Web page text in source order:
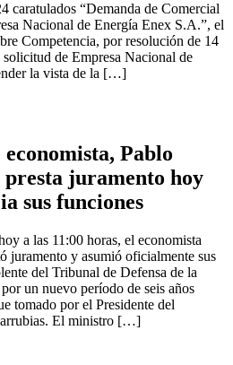
caratulados “Demanda de Comercial
Nacional de Energía Enex S.A.”, el
Competencia, por resolución de 14
de Empresa Nacional de
la vista de la […]
Pablo
juramento hoy
sus funciones
a las 11:00 horas, el economista
juramento y asumió oficialmente sus
del Tribunal de Defensa de la
un nuevo período de seis años
tomado por el Presidente del
El ministro […]